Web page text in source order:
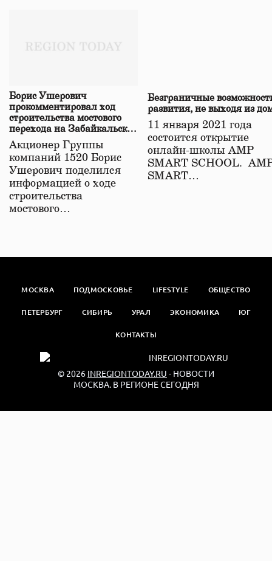
Борис Ушерович
прокомментировал ход
строительства мостового
перехода на Забайкальской
железной дороге
Акционер Группы
компаний 1520 Борис
Ушерович поделился
информацией о ходе
строительства
мостового…
Безграничные
развития, не выходя из
11 января 2021 года
состоится открытие
онлайн-школы АМР
SMART SCHOOL.
SMART…
МОСКВА ПОДМОСКОВЬЕ LIFESTYLE ОБЩЕСТВО
ПЕТЕРБУРГ СИБИРЬ УРАЛ ЭКОНОМИКА ЮГ
КОНТАКТЫ
© 2026 INREGIONTODAY.RU - НОВОСТИ
МОСКВА. В РЕГИОНЕ СЕГОДНЯ